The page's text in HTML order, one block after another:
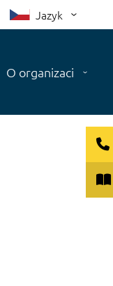
Jazyk
O organizaci